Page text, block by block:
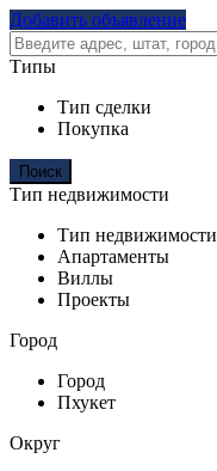
Добавить объявление
Типы
Тип сделки
Покупка
Тип недвижимости
Тип недвижимости
Апартаменты
Виллы
Проекты
Город
Город
Пхукет
Округ